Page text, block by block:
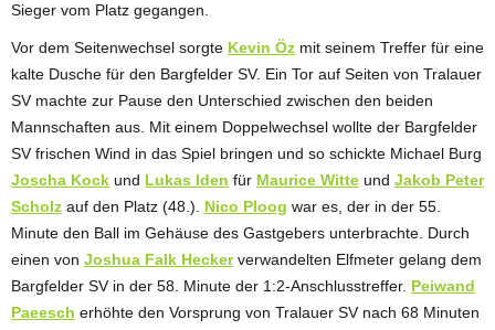
Sieger vom Platz gegangen.
Vor dem Seitenwechsel sorgte Kevin Öz mit seinem Treffer für eine
kalte Dusche für den Bargfelder SV. Ein Tor auf Seiten von Tralauer
SV machte zur Pause den Unterschied zwischen den beiden
Mannschaften aus. Mit einem Doppelwechsel wollte der Bargfelder
SV frischen Wind in das Spiel bringen und so schickte Michael Burg
Joscha Kock und Lukas Iden für Maurice Witte und Jakob Peter
Scholz auf den Platz (48.). Nico Ploog war es, der in der 55.
Minute den Ball im Gehäuse des Gastgebers unterbrachte. Durch
einen von Joshua Falk Heckerverwandelten Elfmeter gelang dem
Bargfelder SV in der 58. Minute der 1:2-Anschlusstreffer. Peiwand
Paeesch erhöhte den Vorsprung von Tralauer SV nach 68 Minuten